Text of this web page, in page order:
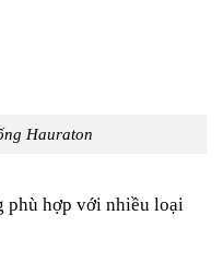
Hauraton
phù hợp với nhiều loại